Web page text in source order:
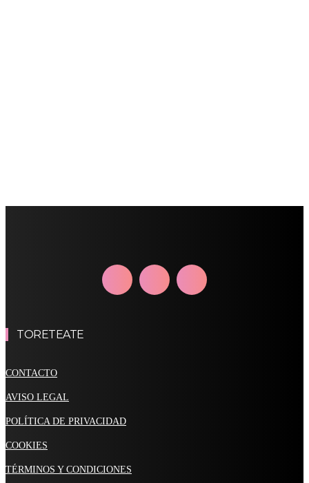
TORETEATE
CONTACTO
AVISO LEGAL
POLÍTICA DE PRIVACIDAD
COOKIES
TÉRMINOS Y CONDICIONES